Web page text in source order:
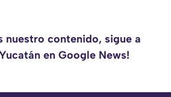
nuestro contenido, sigue a
en Google News!